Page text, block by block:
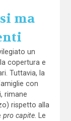
ma
un
copertura e
Tuttavia, la
con
rimane
rispetto alla
pro capite. Le